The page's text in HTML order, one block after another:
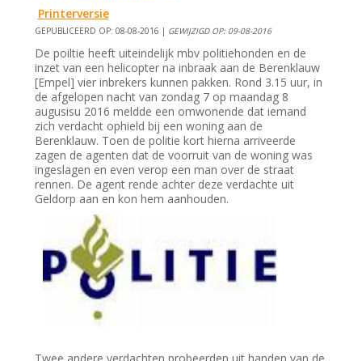
Printerversie
GEPUBLICEERD OP: 08-08-2016 | GEWIJZIGD OP: 09-08-2016
De poiltie heeft uiteindelijk mbv politiehonden en de
inzet van een helicopter na inbraak aan de Berenklauw
[Empel] vier inbrekers kunnen pakken. Rond 3.15 uur, in
de afgelopen nacht van zondag 7 op maandag 8
augusisu 2016 meldde een omwonende dat iemand
zich verdacht ophield bij een woning aan de
Berenklauw. Toen de politie kort hierna arriveerde
zagen de agenten dat de voorruit van de woning was
ingeslagen en even verop een man over de straat
rennen. De agent rende achter deze verdachte uit
Geldorp aan en kon hem aanhouden.